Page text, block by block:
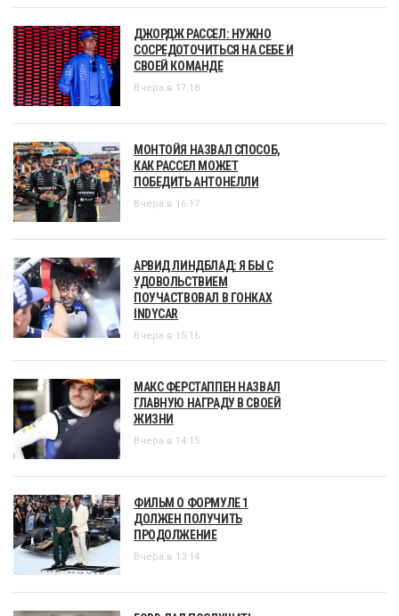
ДЖОРДЖ РАССЕЛ: НУЖНО
СОСРЕДОТОЧИТЬСЯ НА СЕБЕ И
СВОЕЙ КОМАНДЕ
Вчера в 17:18
МОНТОЙЯ НАЗВАЛ СПОСОБ,
КАК РАССЕЛ МОЖЕТ
ПОБЕДИТЬ АНТОНЕЛЛИ
Вчера в 16:17
АРВИД ЛИНДБЛАД: Я БЫ С
УДОВОЛЬСТВИЕМ
ПОУЧАСТВОВАЛ В ГОНКАХ
INDYCAR
Вчера в 15:16
МАКС ФЕРСТАППЕН НАЗВАЛ
ГЛАВНУЮ НАГРАДУ В СВОЕЙ
ЖИЗНИ
Вчера в 14:15
ФИЛЬМ О ФОРМУЛЕ 1
ДОЛЖЕН ПОЛУЧИТЬ
ПРОДОЛЖЕНИЕ
Вчера в 13:14